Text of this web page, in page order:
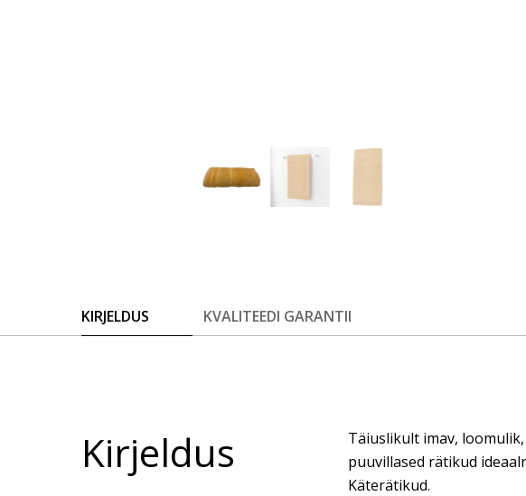
KIRJELDUS KVALITEEDI GARANTII
Kirjeldus
Täiuslikult imav,
puuvillased rätikud
Käterätikud.